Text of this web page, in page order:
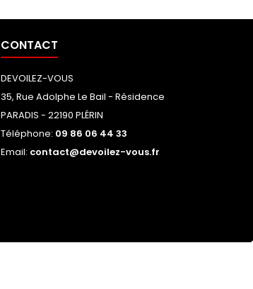
CONTACT
DEVOILEZ-VOUS
35, Rue Adolphe Le Bail - Résidence
PARADIS - 22190 PLÉRIN
Téléphone: 09 86 06 44 33
Email: contact@devoilez-vous.fr